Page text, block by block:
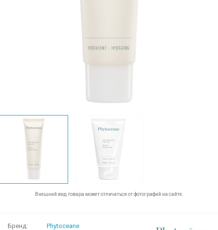
Внешний вид товара может отличаться от фотографий на сайте.
Бренд:
Phytoceane